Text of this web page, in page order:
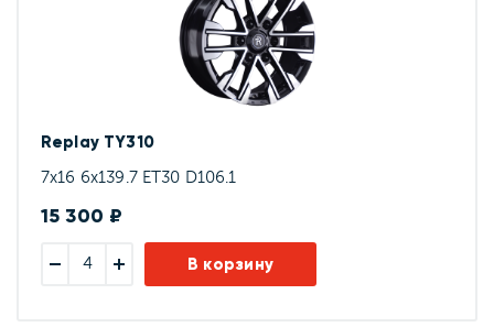
Replay TY310
7x16 6x139.7 ET30 D106.1
15 300 ₽
В корзину